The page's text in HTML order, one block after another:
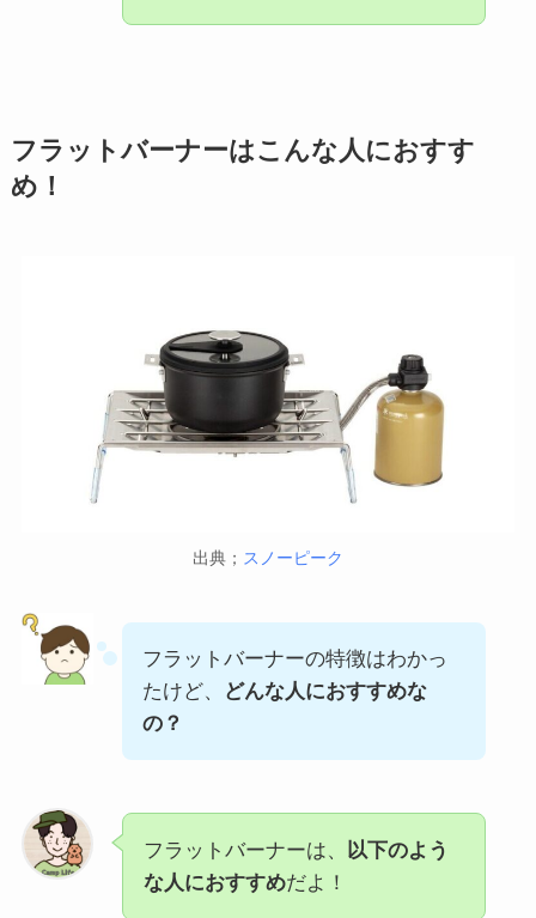
フラットバーナーはこんな人におすす
め！
出典； スノーピーク
フラットバーナーの特徴はわかっ
たけど、
どんな人におすすめな
の？
フラットバーナーは、 以下のよう
な人におすすめだよ！